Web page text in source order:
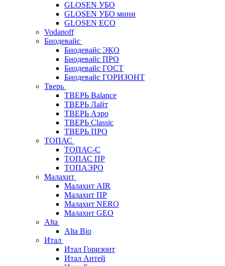
GLOSEN УБО
GLOSEN УБО мини
GLOSEN ECO
Vodanoff
Биодевайс
Биодевайс ЭКО
Биодевайс ПРО
Биодевайс ГОСТ
Биодевайс ГОРИЗОНТ
Тверь
ТВЕРЬ Balance
ТВЕРЬ Лайт
ТВЕРЬ Аэро
ТВЕРЬ Classic
ТВЕРЬ ПРО
ТОПАС
ТОПАС-С
ТОПАС ПР
ТОПАЭРО
Малахит
Малахит AIR
Малахит ПР
Малахит NERO
Малахит GEO
Alta
Alta Bio
Итал
Итал Горизонт
Итал Антей